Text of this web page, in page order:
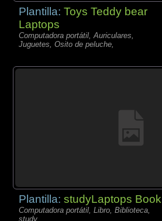
Plantilla:Toys Teddy bear
Laptops
Computadora portátil, Auriculares,
Juguetes, Osito de peluche,
Plantilla:studyLaptops Book
Computadora portátil, Libro, Biblioteca,
study